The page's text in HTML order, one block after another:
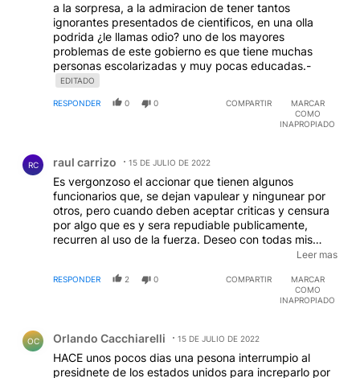
a la sorpresa, a la admiracion de tener tantos
ignorantes presentados de cientificos, en una olla
podrida ¿le llamas odio? uno de los mayores
problemas de este gobierno es que tiene muchas
personas escolarizadas y muy pocas educadas.-
EDITADO
RESPONDER 0 0 COMPARTIR
MARCAR
COMO
INAPROPIADO
RC raul carrizo 15 DE JULIO DE 2022
Es vergonzoso el accionar que tienen algunos
funcionarios que, se dejan vapulear y ningunear por
otros, pero cuando deben aceptar criticas y censura
por algo que es y sera repudiable publicamente,
recurren al uso de la fuerza. Deseo con todas mis
fuerzas que la Sra detenida haya recuperado su
como pagar una fianza que, obviamente, no sera la
compensacion que pago el Sr Presidente por el tema
Argentinos.-
Leer mas
RESPONDER 2 0 COMPARTIR
MARCAR
COMO
INAPROPIADO
OC Orlando Cacchiarelli 15 DE JULIO DE 2022
HACE unos pocos dias una pesona interrumpio al
presidnete de los estados unidos para increparlo por